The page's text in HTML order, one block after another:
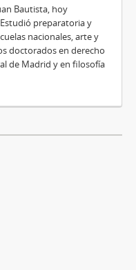
Bautista, hoy
preparatoria y
nacionales, arte y
doctorados en derecho
de Madrid y en filosofía